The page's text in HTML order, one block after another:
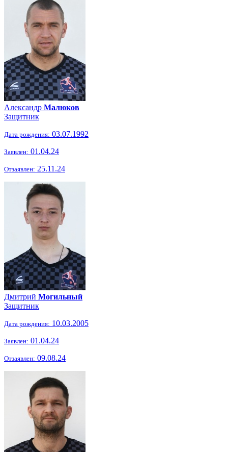
Александр Малюков
Защитник
Дата рождения: 03.07.1992
Заявлен: 01.04.24
Отзаявлен: 25.11.24
Дмитрий Могильный
Защитник
Дата рождения: 10.03.2005
Заявлен: 01.04.24
Отзаявлен: 09.08.24